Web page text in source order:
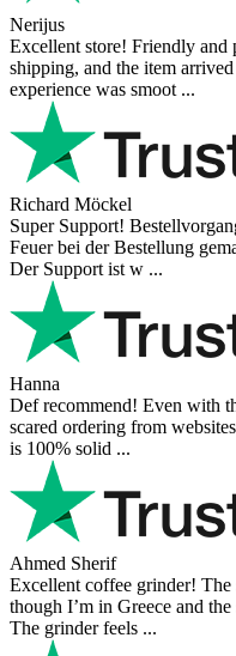
Nerijus
Excellent store! Friendly and
shipping, and the item
experience was smoot ...
Richard Möckel
Super Support!
Feuer bei der Bestellung
Der Support ist w ...
Hanna
Def recommend! Even with
scared ordering from
is 100% solid ...
Ahmed Sherif
Excellent coffee grinder!
though I’m in Greece and
The grinder feels ...